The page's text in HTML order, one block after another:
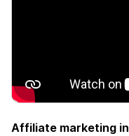
Affiliate marketing